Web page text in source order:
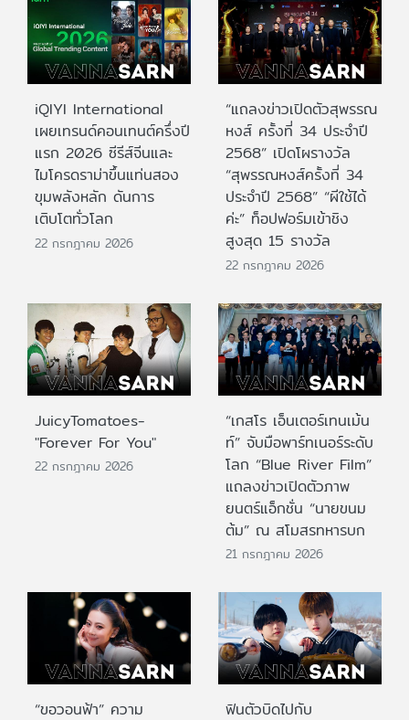
iQIYI International
เผยเทรนด์คอนเทนต์ครึ่งปี
แรก 2026 ซีรีส์จีนและ
ไมโครดราม่าขึ้นแท่นสอง
ขุมพลังหลัก ดันการ
เติบโตทั่วโลก
22 กรกฎาคม 2026
“แถลงข่าวเปิดตัวสุพรรณ
หงส์ ครั้งที่ 34 ประจำปี
2568” เปิดโผรางวัล
“สุพรรณหงส์ครั้งที่ 34
ประจำปี 2568” “ผีใช้ได้
ค่ะ” ท็อปฟอร์มเข้าชิง
สูงสุด 15 รางวัล
22 กรกฎาคม 2026
JuicyTomatoes-
"Forever For You"
22 กรกฎาคม 2026
“เกสโร เอ็นเตอร์เทนเม้น
ท์” จับมือพาร์ทเนอร์ระดับ
โลก “Blue River Film”
แถลงข่าวเปิดตัวภาพ
ยนตร์แอ็กชั่น “นายขนม
ต้ม” ณ สโมสรทหารบก
21 กรกฎาคม 2026
“ขอวอนฟ้า” ความ ฟินตัวบิดไปกับ